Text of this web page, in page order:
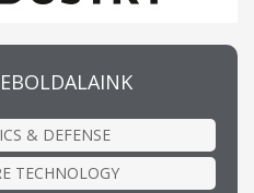
& DEFENSE
TECHNOLOGY